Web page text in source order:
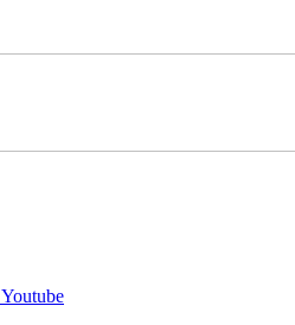
Youtube